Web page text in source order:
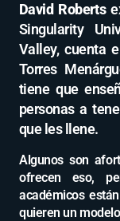
David Roberts
Singularity
Valley, cuenta
Torres
tiene que
personas a
que les llene.
Algunos son
ofrecen eso,
académicos
quieren un